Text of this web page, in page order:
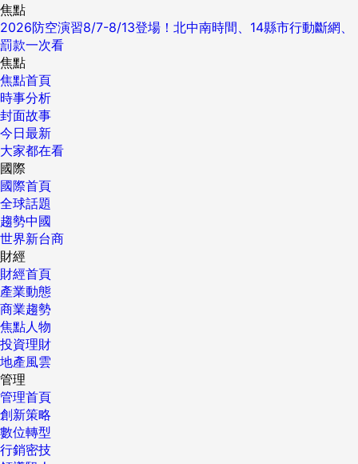
焦點
2026防空演習8/7-8/13登場！北中南時間、14縣市行動斷網、
罰款一次看
焦點
焦點首頁
時事分析
封面故事
今日最新
大家都在看
國際
國際首頁
全球話題
趨勢中國
世界新台商
財經
財經首頁
產業動態
商業趨勢
焦點人物
投資理財
地產風雲
管理
管理首頁
創新策略
數位轉型
行銷密技